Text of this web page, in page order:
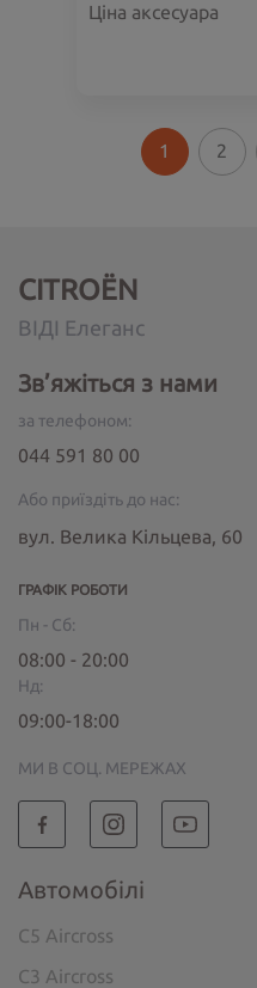
Ціна аксесуара
1 2
CITROËN
ВІДІ Елеганс
Зв’яжіться з нами
за телефоном:
044 591 80 00
Або приїздіть до нас:
вул. Велика Кільцева, 60
ГРАФІК РОБОТИ
Пн - Сб:
08:00 - 20:00
Нд:
09:00-18:00
МИ В СОЦ. МЕРЕЖАХ
Автомобілі
C5 Aircross
C3 Aircross